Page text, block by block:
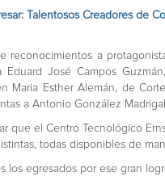
Talentosos Creadores de
reconocimientos a
Eduard José Campos
Maria Esther Alemán, de
a Antonio González
que el Centro Tecnológico
todas disponibles de
los egresados por ese gran